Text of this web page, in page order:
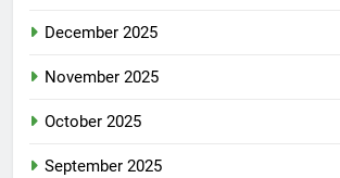
December 2025
November 2025
October 2025
September 2025